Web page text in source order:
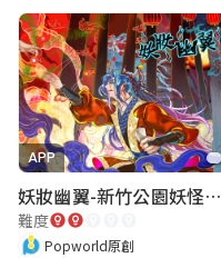
shu yin
2023-11-25 20:52:59
陳昀萱
2023-09-29 15:32:54
APP
妖妝幽翼-新竹公園妖怪懸疑事件
難度
Popworld原創